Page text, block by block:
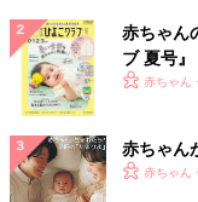
赤ちゃん
ブ 夏号
く！ お
赤ちゃん
赤ちゃん
赤ちゃん